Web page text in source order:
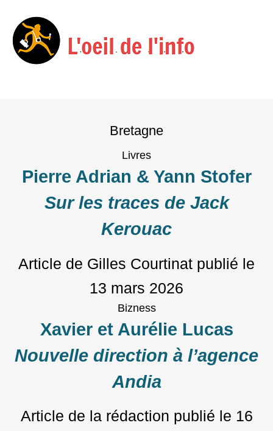
Bretagne
Livres
Pierre Adrian & Yann Stofer
Sur les traces de Jack
Kerouac
Article de Gilles Courtinat publié le
13 mars 2026
Bizness
Xavier et Aurélie Lucas
Nouvelle direction à l’agence
Andia
Article de la rédaction publié le 16